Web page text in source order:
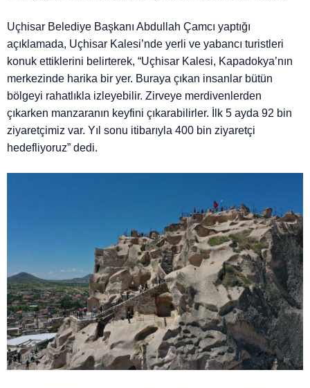
Uçhisar Belediye Başkanı Abdullah Çamcı yaptığı
açıklamada, Uçhisar Kalesi’nde yerli ve yabancı turistleri
konuk ettiklerini belirterek, “Uçhisar Kalesi, Kapadokya’nın
merkezinde harika bir yer. Buraya çıkan insanlar bütün
bölgeyi rahatlıkla izleyebilir. Zirveye merdivenlerden
çıkarken manzaranın keyfini çıkarabilirler. İlk 5 ayda 92 bin
ziyaretçimiz var. Yıl sonu itibarıyla 400 bin ziyaretçi
hedefliyoruz” dedi.